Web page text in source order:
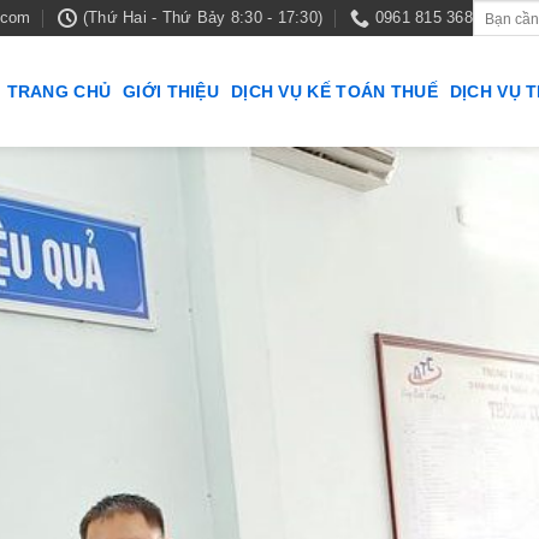
(Thứ Hai - Thứ Bảy 8:30 - 17:30) 0961 815 368
TRANG CHỦ GIỚI THIỆU DỊCH VỤ KẾ TOÁN THUẾ DỊCH VỤ